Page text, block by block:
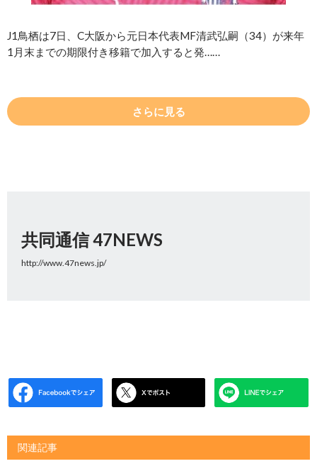
J1鳥栖は7日、C大阪から元日本代表MF清武弘嗣（34）が来年
1月末までの期限付き移籍で加入すると発……
さらに見る
共同通信 47NEWS
http://www.47news.jp/
関連記事